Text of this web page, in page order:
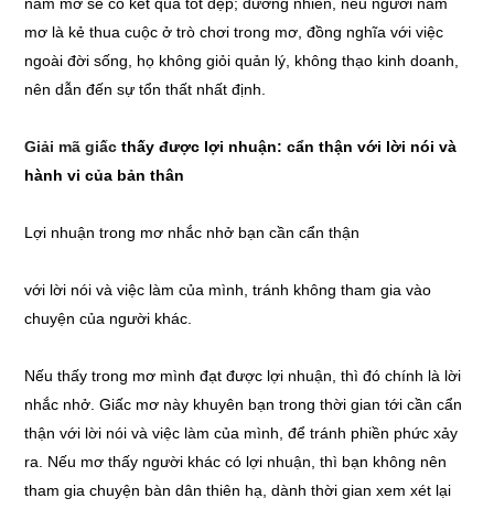
mơ là kẻ thua cuộc ở trò chơi trong mơ, đồng nghĩa với việc
ngoài đời sống, họ không giỏi quản lý, không thạo kinh doanh,
nên dẫn đến sự tổn thất nhất định.
Giải mã giấcthấy được lợi nhuận: cẩn thận với lời nói và
hành vi của bản thân
Lợi nhuận trong mơ nhắc nhở bạn cần cẩn thận
với lời nói và việc làm của mình, tránh không tham gia vào
chuyện của người khác.
Nếu thấy trong mơ mình đạt được lợi nhuận, thì đó chính là lời
nhắc nhở. Giấc mơ này khuyên bạn trong thời gian tới cần cẩn
thận với lời nói và việc làm của mình, để tránh phiền phức xảy
ra. Nếu mơ thấy người khác có lợi nhuận, thì bạn không nên
tham gia chuyện bàn dân thiên hạ, dành thời gian xem xét lại